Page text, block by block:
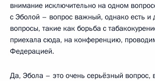
внимание исключительно на одном
с Эболой – вопрос важный, однако есть и
вопросы, такие как борьба с
приехала сюда, на конференцию,
Федерацией.
Да, Эбола – это очень серьёзный вопрос,